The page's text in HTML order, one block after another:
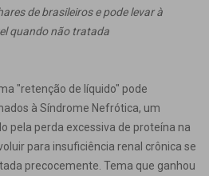
de brasileiros e pode levar à
quando não tratada
"retenção de líquido" pode
à Síndrome Nefrótica, um
pela perda excessiva de proteína na
para insuficiência renal crônica se
precocemente. Tema que ganhou